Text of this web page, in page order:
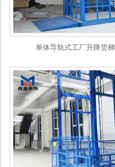
单体导轨式工厂升降货梯